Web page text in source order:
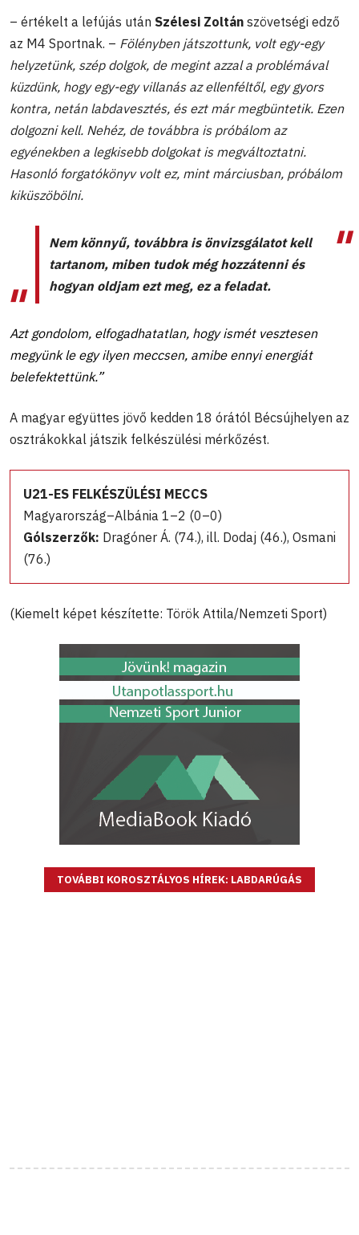
– értékelt a lefújás után Szélesi Zoltán szövetségi edző
az M4 Sportnak. – Fölényben játszottunk, volt egy-egy
helyzetünk, szép dolgok, de megint azzal a problémával
küzdünk, hogy egy-egy villanás az ellenféltől, egy gyors
kontra, netán labdavesztés, és ezt már megbüntetik. Ezen
dolgozni kell. Nehéz, de továbbra is próbálom az
egyénekben a legkisebb dolgokat is megváltoztatni.
Hasonló forgatókönyv volt ez, mint márciusban, próbálom
kiküszöbölni.
Nem könnyű, továbbra is önvizsgálatot kell
tartanom, miben tudok még hozzátenni és
hogyan oldjam ezt meg, ez a feladat.
Azt gondolom, elfogadhatatlan, hogy ismét vesztesen
megyünk le egy ilyen meccsen, amibe ennyi energiát
belefektettünk.”
A magyar együttes jövő kedden 18 órától Bécsújhelyen az
osztrákokkal játszik felkészülési mérkőzést.
U21-ES FELKÉSZÜLÉSI MECCS
Magyarország–Albánia 1–2 (0–0)
Gólszerzők: Dragóner Á. (74.), ill. Dodaj (46.), Osmani
(76.)
(Kiemelt képet készítette: Török Attila/Nemzeti Sport)
TOVÁBBI KOROSZTÁLYOS HÍREK: LABDARÚGÁS